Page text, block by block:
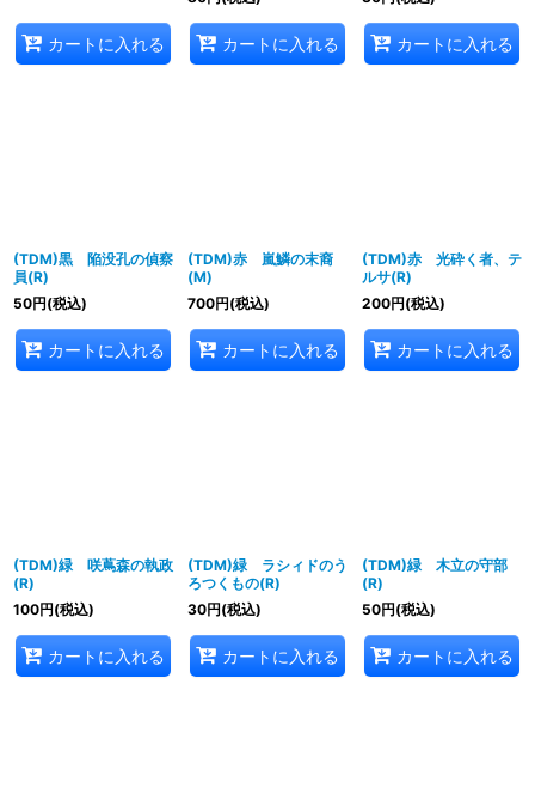
カートに入れる カートに入れる カートに入れる
(TDM)黒 陥没孔の偵察
員(R)
50円(税込)
カートに入れる
(TDM)赤 嵐鱗の末裔
(M)
700円(税込)
カートに入れる
(TDM)赤 光砕く者、テ
ルサ(R)
200円(税込)
カートに入れる
(TDM)緑 咲蔦森の執政
(R)
100円(税込)
カートに入れる
(TDM)緑 ラシィドのう
ろつくもの(R)
30円(税込)
カートに入れる
(TDM)緑 木立の守部
(R)
50円(税込)
カートに入れる